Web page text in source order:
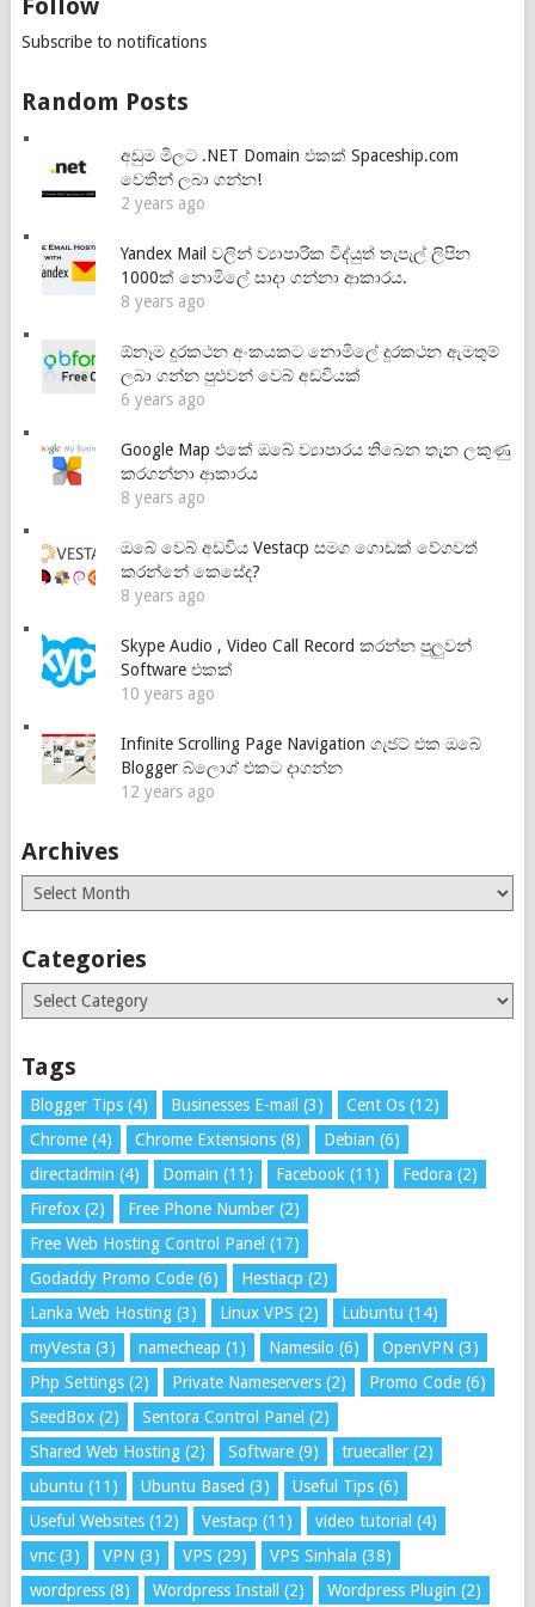
Subscribe to notifications
Random Posts
අඩුම මිලට .NET Domain එකක් Spaceship.com
වෙතින් ලබා ගන්න!
2 years ago
Yandex Mail වලින් ව්‍යාපාරික විද්යුත් තැපැල් ලිපින
1000ක් නොමිලේ සාදා ගන්නා ආකාරය.
8 years ago
ඕනෑම දුරකථන අංකයකට නොමිලේ දුරකථන ඇමතුම්
ලබා ගන්න පුළුවන් වෙබ් අඩවියක්
6 years ago
Google Map එකේ ඔබේ ව්‍යාපාරය තිබෙන තැන ලකුණු
කරගන්නා ආකාරය
8 years ago
ඔබේ වෙබ් අඩවිය Vestacp සමග ගොඩක් වේගවත්
කරන්නේ කෙසේද?
8 years ago
Skype Audio , Video Call Record කරන්න පුලුවන්
Software එකක්
10 years ago
Infinite Scrolling Page Navigation ගැජට් එක ඔබේ
Blogger බ්ලොග් එකට දාගන්න
12 years ago
Archives
Archives
Categories
Categories
Tags
Blogger Tips(4) Businesses E-mail (3) Cent Os(12)
Chrome(4) Chrome Extensions(8) Debian (6)
directadmin (4) Domain (11) Facebook (11) Fedora (2)
Firefox(2) Free Phone Number(2)
Free Web Hosting Control Panel (17)
Godaddy Promo Code(6) Hestiacp (2)
Lanka Web Hosting(3) Linux VPS (2) Lubuntu (14)
myVesta (3) namecheap (1) Namesilo (6) OpenVPN (3)
Php Settings(2) Private Nameservers(2) Promo Code(6)
SeedBox(2) Sentora Control Panel (2)
Shared Web Hosting(2) Software(9) truecaller(2)
ubuntu (11) Ubuntu Based (3) Useful Tips(6)
Useful Websites(12) Vestacp (11) video tutorial (4)
vnc(3) VPN (3) VPS (29) VPS Sinhala (38)
wordpress(8) Wordpress Install (2) Wordpress Plugin (2)